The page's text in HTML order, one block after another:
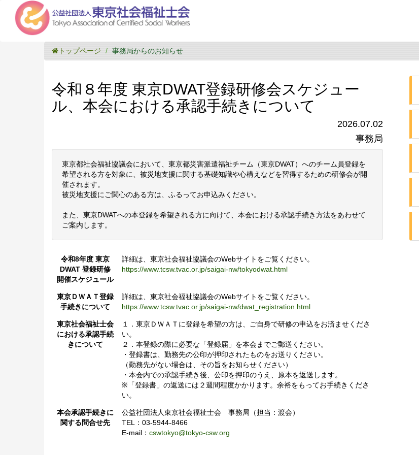
トップページ 事務局からのお知らせ
令和８年度 東京DWAT登録研修会スケジュー
ル、本会における承認手続きについて
2026.07.02
事務局
東京都社会福祉協議会において、東京都災害派遣福祉チーム（東京DWAT）へのチーム員登録を
希望される方を対象に、被災地支援に関する基礎知識や心構えなどを習得するための研修会が開
催されます。
被災地支援にご関心のある方は、ふるってお申込みください。
また、東京DWATへの本登録を希望される方に向けて、本会における承認手続き方法をあわせて
ご案内します。
令和8年度 東京
DWAT 登録研修
開催スケジュール
詳細は、東京社会福祉協議会のWebサイトをご覧ください。
https://www.tcsw.tvac.or.jp/saigai-nw/tokyodwat.html
東京ＤＷＡＴ登録
手続きについて
詳細は、東京社会福祉協議会のWebサイトをご覧ください。
https://www.tcsw.tvac.or.jp/saigai-nw/dwat_registration.html
東京社会福祉士会
における承認手続
きについて
１．東京ＤＷＡＴに登録を希望の方は、ご自身で研修の申込をお済ませくださ
い。
２．本登録の際に必要な「登録届」を本会までご郵送ください。
・登録書は、勤務先の公印が押印されたものをお送りください。
（勤務先がない場合は、その旨をお知らせください）
・本会内での承認手続き後、公印を押印のうえ、原本を返送します。
※「登録書」の返送には２週間程度かかります。余裕をもってお手続きくださ
い。
本会承認手続きに
関する問合せ先
公益社団法人東京社会福祉士会 事務局（担当：渡会）
TEL：03-5944-8466
E-mail： cswtokyo@tokyo-csw.org